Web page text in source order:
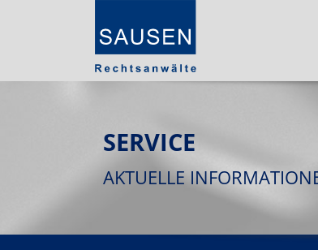
SERVICE
AKTUELLE